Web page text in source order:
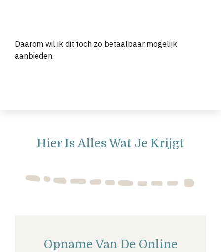
Daarom wil ik dit toch zo betaalbaar mogelijk
aanbieden.
Hier Is Alles Wat Je Krijgt
Opname Van De Online